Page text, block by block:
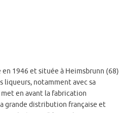
1946 et située à Heimsbrunn (68)
liqueurs, notamment avec sa
en avant la fabrication
grande distribution française et